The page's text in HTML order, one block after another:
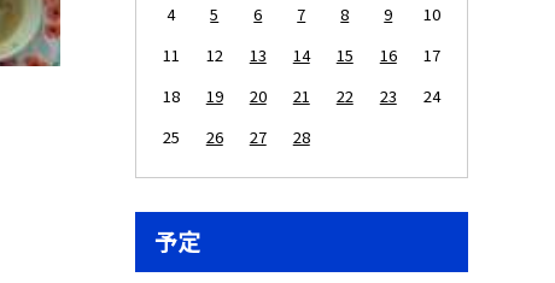
4
5 6 7 8 9
10
11
12 13 14 15 16
17
18
19 20 21 22 23
24
25
26 27 28
予定